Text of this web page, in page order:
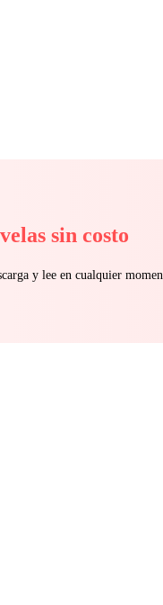
sin costo
y lee en cualquier